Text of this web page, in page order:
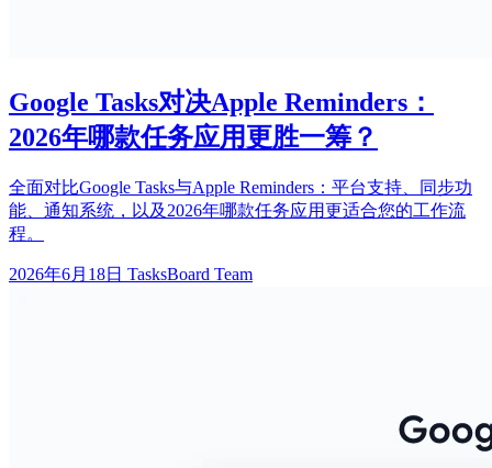
Google Tasks对决Apple Reminders：
2026年哪款任务应用更胜一筹？
全面对比Google Tasks与Apple Reminders：平台支持、同步功
能、通知系统，以及2026年哪款任务应用更适合您的工作流
程。
2026年6月18日 TasksBoard Team